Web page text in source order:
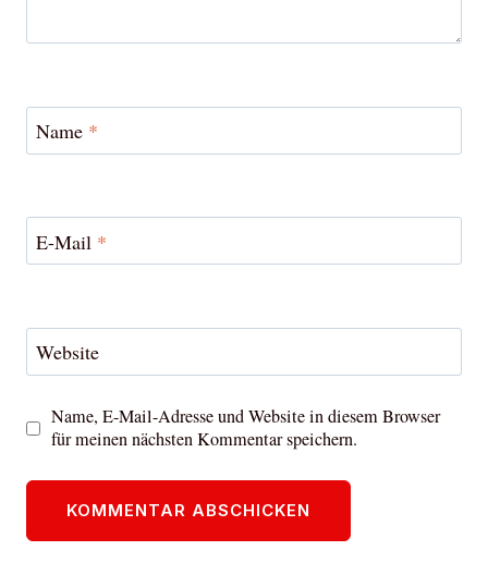
Name *
E-Mail *
Website
Name, E-Mail-Adresse und Website in diesem Browser
für meinen nächsten Kommentar speichern.